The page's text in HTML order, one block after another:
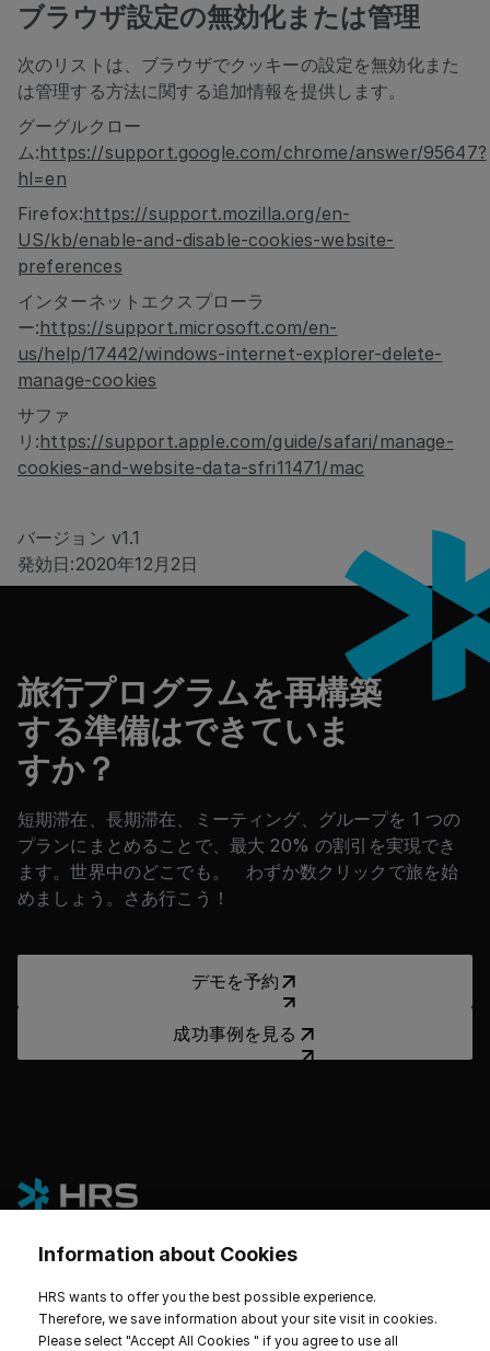
ブラウザ設定の無効化または管理
次のリストは、ブラウザでクッキーの設定を無効化また
は管理する方法に関する追加情報を提供します。
グーグルクロー
ム:https://support.google.com/chrome/answer/95647?
hl=en
Firefox:https://support.mozilla.org/en-
US/kb/enable-and-disable-cookies-website-
preferences
インターネットエクスプローラ
ー:https://support.microsoft.com/en-
us/help/17442/windows-internet-explorer-delete-
manage-cookies
サファ
リ:https://support.apple.com/guide/safari/manage-
cookies-and-website-data-sfri11471/mac
バージョン v1.1
発効日:2020年12月2日
旅行プログラムを再構築
する準備はできていま
すか？
短期滞在、長期滞在、ミーティング、グループを 1 つの
プランにまとめることで、最大 20% の割引を実現でき
ます。世界中のどこでも。 わずか数クリックで旅を始
めましょう。さあ行こう！
デモを予約
成功事例を見る
プラットフォーム
Information about Cookies
HRS wants to offer you the best possible experience.
Therefore, we save information about your site visit in cookies.
Please select "Accept All Cookies " if you agree to use all